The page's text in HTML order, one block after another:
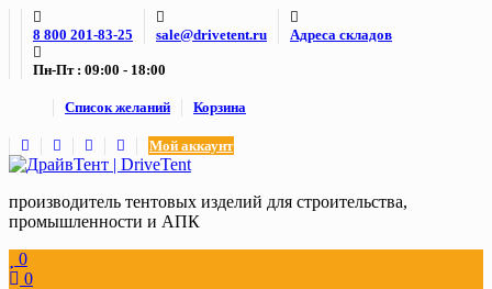
Skip
content
8 800 201-83-25 sale@drivetent.ru Адреса складов
Пн-Пт : 09:00 - 18:00
Список желаний Корзина
Мой аккаунт
производитель тентовых изделий для строительства,
промышленности и АПК
0
0